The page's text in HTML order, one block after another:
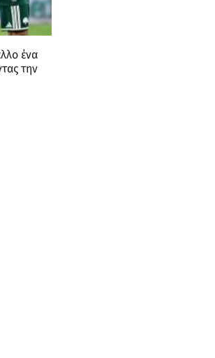
ένα
την